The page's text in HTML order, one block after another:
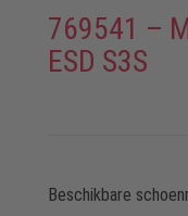
769541 –
ESD S3S
Beschikbare